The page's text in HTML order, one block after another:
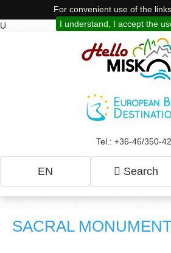
For convenient use of the
I understand, I accept the
U
Tel.: +36-46/350-
EN Search
SACRAL